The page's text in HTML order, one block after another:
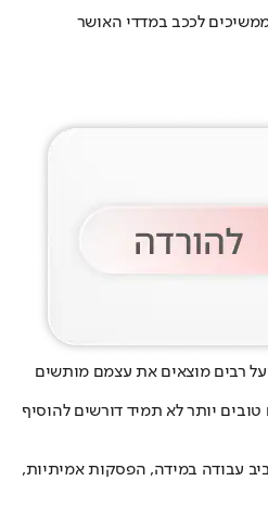
ממשיכים לככב במדדי האושר
רבים מוצאים את עצמם מותשים
יותר לא תמיד דורשים להוסיף
עבודה במידה, הפסקות אמיתיות,